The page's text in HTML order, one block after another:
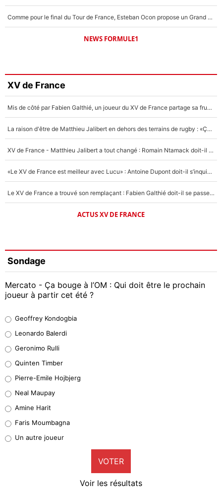
Comme pour le final du Tour de France, Esteban Ocon propose un Grand Prix de Formule 1 à Paris : «Autour de l’Arc de Triomphe, ce serait génial» !
NEWS FORMULE1
XV de France
Mis de côté par Fabien Galthié, un joueur du XV de France partage sa frustration : «ils ne me l’ont pas dit tout de suite»
La raison d'être de Matthieu Jalibert en dehors des terrains de rugby : «Ça m'atteint autant que si tu touches à un membre de ma famille»
XV de France - Matthieu Jalibert a tout changé : Romain Ntamack doit-il s’inquiéter pour sa place à un an de la Coupe du monde ?
«Le XV de France est meilleur avec Lucu» : Antoine Dupont doit-il s’inquiéter pour sa place ?
Le XV de France a trouvé son remplaçant : Fabien Galthié doit-il se passer d'Antoine Dupont ?
ACTUS XV DE FRANCE
Sondage
Mercato - Ça bouge à l’OM : Qui doit être le prochain
joueur à partir cet été ?
38%
32%
5%
1%
9%
Geoffrey Kondogbia
Leonardo Balerdi
Geronimo Rulli
Quinten Timber
Pierre-Emile Hojbjerg
Neal Maupay
Amine Harit
Faris Moumbagna
Un autre joueur
VOTER
Voir les résultats